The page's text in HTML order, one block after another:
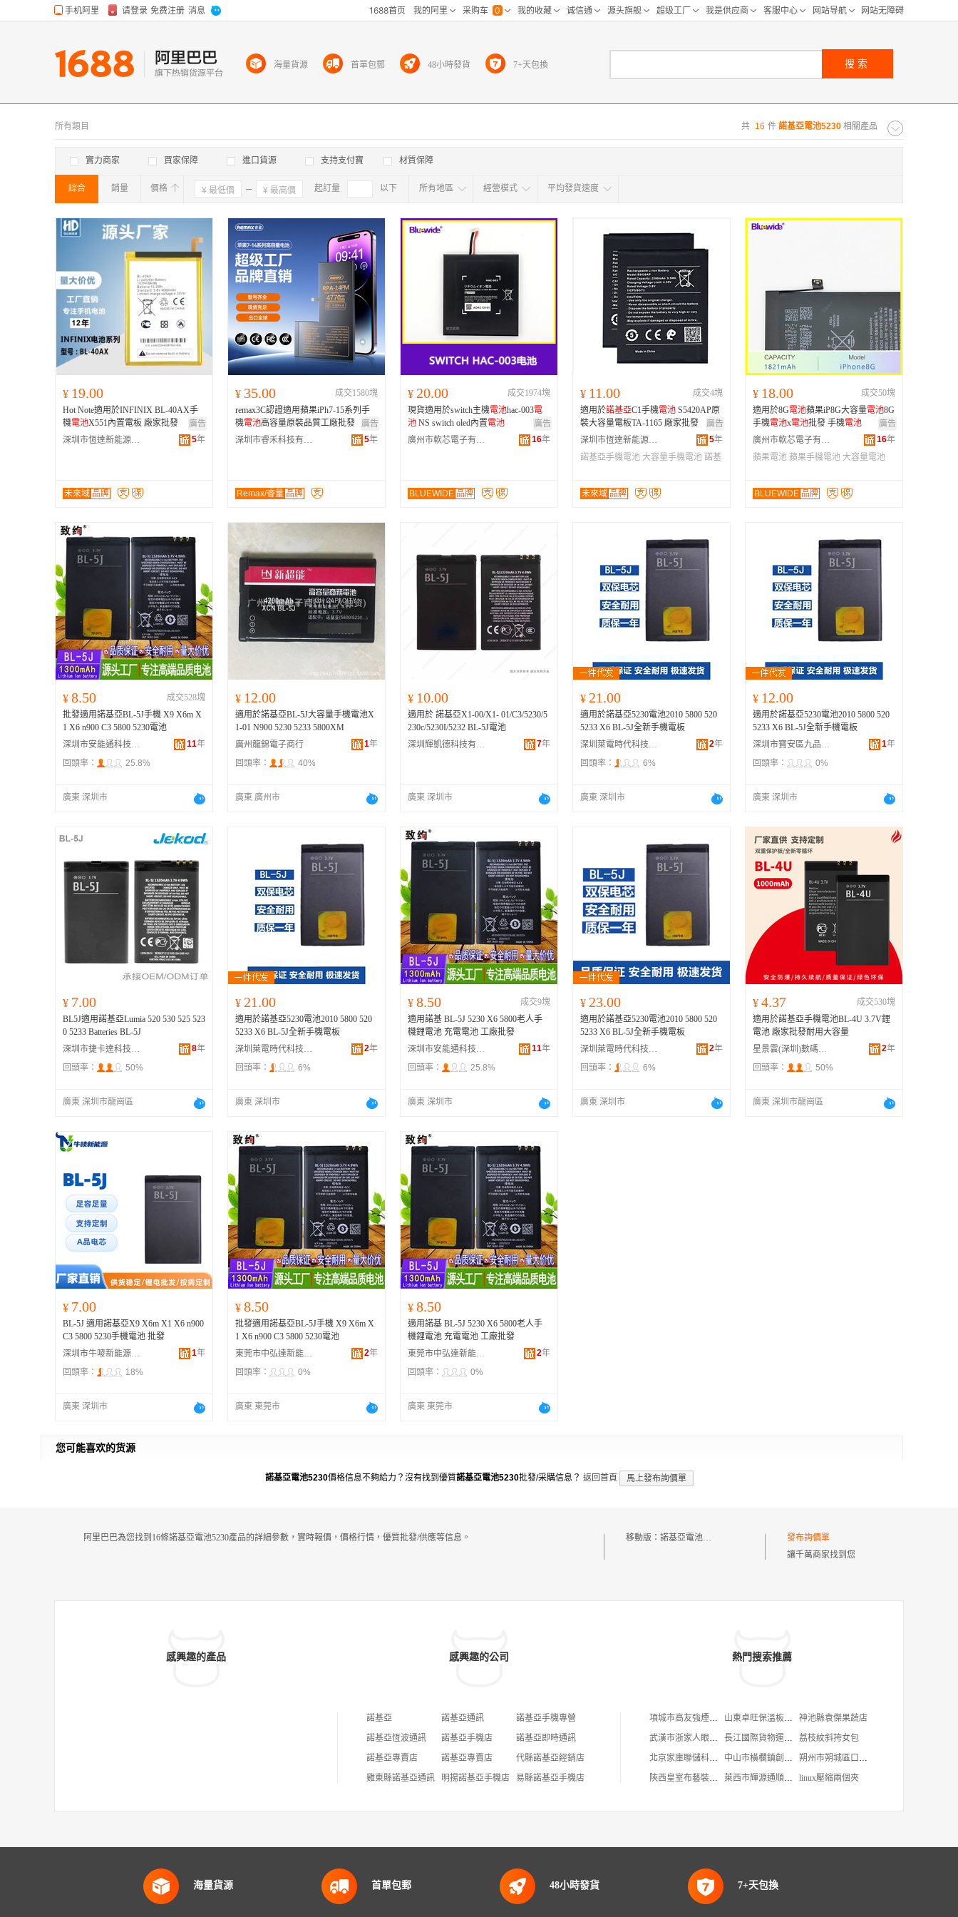
共 16 件 諾基亞電池5230 相關產品
所有類目
實力商家 買家保障 進口貨源 支持支付寶 材質保障
綜合 銷量 價格 確定 起訂量 以下
確定 所有地區
所有地区
江浙沪 华东区
北京 天津 重庆
浙江 山东 河北
河南 福建 安徽 广西
山西 海南
青海
贵州 西藏 澳门 台湾
經營模式 平均發貨速度
¥ 19.00
Hot Note適用於INFINIX BL-40AX手
機電池X551內置電板 廠家批發
廣告
深圳市恆達新能源電子有限公司
5年
未來域 品牌
¥ 35.00
成交1580塊
remax3C認證適用蘋果iPh7-15系列手
機電池高容量原裝品質工廠批發
廣告
深圳市睿禾科技有限公司
5年
Remax/睿量 品牌
¥ 20.00
成交1974塊
現貨適用於switch主機電池hac-003電
池 NS switch oled內置電池
廣告
廣州市軟芯電子有限公司
16年
BLUEWIDE 品牌
¥ 11.00
成交4塊
適用於諾基亞C1手機電池 S5420AP原
裝大容量電板TA-1165 廠家批發
廣告
深圳市恆達新能源電子有限公司
5年
諾基亞手機電池 大容量手機電池 諾基
未來域 品牌
¥ 18.00
成交50塊
適用於8G電池蘋果iP8G大容量電池8G
手機電池x電池批發 手機電池
廣告
廣州市軟芯電子有限公司
16年
蘋果電池 蘋果手機電池 大容量電池
BLUEWIDE 品牌
¥ 8.50
成交528塊
批發適用諾基亞BL-5J手機 X9 X6m X
1 X6 n900 C3 5800 5230電池
深圳市安能通科技有限公司
11年
回頭率：
25.8%
廣東 深圳市
¥ 12.00
適用於諾基亞BL-5J大容量手機電池X
1-01 N900 5230 5233 5800XM
廣州龍錦電子商行
1年
回頭率：
40%
廣東 廣州市
¥ 10.00
適用於 諾基亞X1-00/X1- 01/C3/5230/5
230c/5230I/5232 BL-5J電池
深圳輝凱德科技有限公司
7年
廣東 深圳市
¥ 21.00
適用於諾基亞5230電池2010 5800 520
5233 X6 BL-5J全新手機電板
深圳萊電時代科技有限公司
2年
回頭率：
6%
廣東 深圳市
¥ 12.00
適用於諾基亞5230電池2010 5800 520
5233 X6 BL-5J全新手機電板
深圳市寶安區九品電滴貿易商行
1年
回頭率：
0%
廣東 深圳市
¥ 7.00
BL5J適用諾基亞Lumia 520 530 525 523
0 5233 Batteries BL-5J
深圳市捷卡達科技有限公司
8年
回頭率：
50%
廣東 深圳市龍崗區
¥ 21.00
適用於諾基亞5230電池2010 5800 520
5233 X6 BL-5J全新手機電板
深圳萊電時代科技有限公司
2年
回頭率：
6%
廣東 深圳市
¥ 8.50
成交9塊
適用諾基 BL-5J 5230 X6 5800老人手
機鋰電池 充電電池 工廠批發
深圳市安能通科技有限公司
11年
回頭率：
25.8%
廣東 深圳市
¥ 23.00
適用於諾基亞5230電池2010 5800 520
5233 X6 BL-5J全新手機電板
深圳萊電時代科技有限公司
2年
回頭率：
6%
廣東 深圳市
¥ 4.37
成交530塊
適用於諾基亞手機電池BL-4U 3.7V鋰
電池 廠家批發耐用大容量
星景雲(深圳)數碼科技有限公司
2年
回頭率：
50%
廣東 深圳市龍崗區
¥ 7.00
BL-5J 適用諾基亞X9 X6m X1 X6 n900
C3 5800 5230手機電池 批發
深圳市牛嘜新能源有限公司
1年
回頭率：
18%
廣東 深圳市
¥ 8.50
批發適用諾基亞BL-5J手機 X9 X6m X
1 X6 n900 C3 5800 5230電池
東莞市中弘達新能源科技有限公司
2年
回頭率：
0%
廣東 東莞市
¥ 8.50
適用諾基 BL-5J 5230 X6 5800老人手
機鋰電池 充電電池 工廠批發
東莞市中弘達新能源科技有限公司
2年
回頭率：
0%
廣東 東莞市
您可能喜欢的货源
諾基亞電池5230價格信息不夠給力？沒有找到優質諾基亞電池5230批發/采購信息？ 返回首頁 馬上發布詢價單
阿里巴巴為您找到16條諾基亞電池5230產品的詳細參數，實時報價，價格行情，優質批發/供應等信息。 移動版： 諾基亞電池5230
發布詢價單
讓千萬商家找到您
感興趣的產品 感興趣的公司
諾基亞 諾基亞通訊
諾基亞手機專營
諾基亞恆波通訊
諾基亞手機店
諾基亞即時通訊
諾基亞專賣店
諾基亞專賣店
代縣諾基亞經銷店
雞東縣諾基亞通訊
明揚諾基亞手機店 易縣諾基亞手機店
熱門搜索推薦
項城市高友強煙花爆竹經營部 山東卓旺保溫板有限公司
神池縣袁傑果蔬店
武漢市浙家人眼鏡店
長江國際貨物運輸代理有限公司
荔枝紋斜挎女包
北京家庫聯儲科技有限公司
中山市橫欄鎮創豐燈飾工藝廠
朔州市朔城區口口香包子店
陝西皇室布藝裝飾有限公司
萊西市輝源通順工貿部 linux壓縮兩個夾
海量貨源 首單包郵 48小時發貨 7+天包換 搜索
海量貨源 首單包郵 48小時發貨 7+天包換